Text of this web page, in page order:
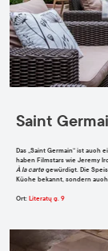
Saint
Das „Saint Germain“ ist
haben Filmstars wie Jeremy
Àla carte gewürdigt. Die
Küche bekannt, sondern
Ort: Literatų g. 9